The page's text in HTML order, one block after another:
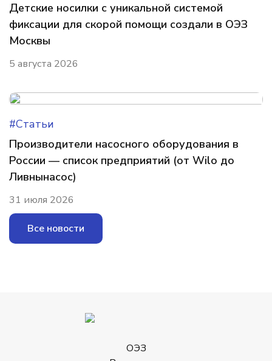
Детские носилки с уникальной системой
фиксации для скорой помощи создали в ОЭЗ
Москвы
5 августа 2026
#Статьи
Производители насосного оборудования в
России — список предприятий (от Wilo до
Ливнынасос)
31 июля 2026
Все новости
ОЭЗ